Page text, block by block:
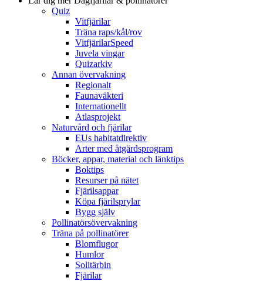
Quiz
Vitfjärilar
Träna raps/kål/rov
VitfjärilarSpeed
Juvela vingar
Quizarkiv
Annan övervakning
Regionalt
Faunaväkteri
Internationellt
Atlasprojekt
Naturvård och fjärilar
EUs habitatdirektiv
Arter med åtgärdsprogram
Böcker, appar, material och länktips
Boktips
Resurser på nätet
Fjärilsappar
Köpa fjärilsprylar
Bygg själv
Pollinatörsövervakning
Träna på pollinatörer
Blomflugor
Humlor
Solitärbin
Fjärilar